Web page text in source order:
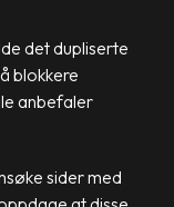
det dupliserte
blokkere
anbefaler
sider med